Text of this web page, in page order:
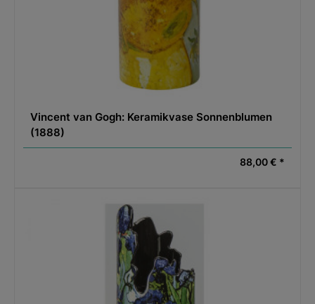
Vincent van Gogh: Keramikvase Sonnenblumen
(1888)
88,00 € *